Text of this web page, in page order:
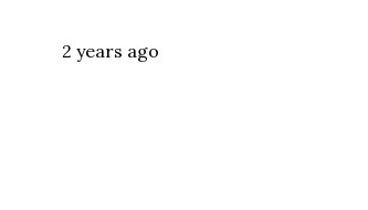
Posted
2 years agoTags: